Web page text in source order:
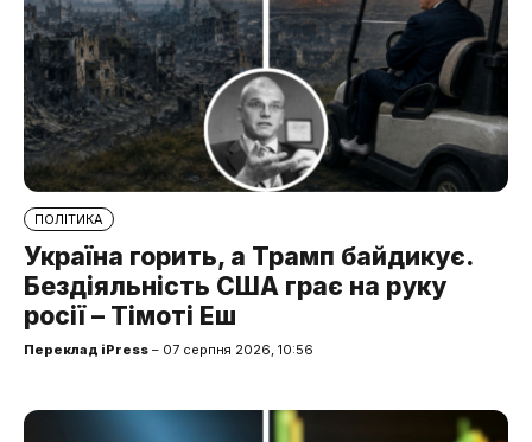
ПОЛІТИКА
Україна горить, а Трамп байдикує.
Бездіяльність США грає на руку
росії – Тімоті Еш
Переклад iPress – 07 серпня 2026, 10:56